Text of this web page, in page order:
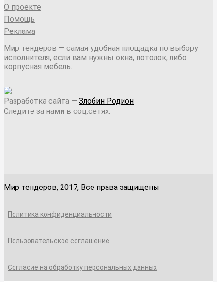
О проекте
Помощь
Реклама
Мир тендеров — самая удобная площадка по выбору
исполнителя, если вам нужны окна, потолок, либо
корпусная мебель.
Разработка сайта — Злобин Родион
Следите за нами в соц.сетях:
Мир тендеров, 2017, Все права защищены
Политика конфиденциальности
Пользовательское соглашение
Согласие на обработку персональных данных